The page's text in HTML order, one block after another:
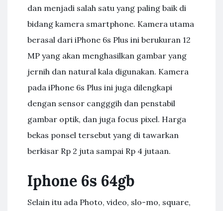
dan menjadi salah satu yang paling baik di
bidang kamera smartphone. Kamera utama
berasal dari iPhone 6s Plus ini berukuran 12
MP yang akan menghasilkan gambar yang
jernih dan natural kala digunakan. Kamera
pada iPhone 6s Plus ini juga dilengkapi
dengan sensor cangggih dan penstabil
gambar optik, dan juga focus pixel. Harga
bekas ponsel tersebut yang di tawarkan
berkisar Rp 2 juta sampai Rp 4 jutaan.
Iphone 6s 64gb
Selain itu ada Photo, video, slo-mo, square,